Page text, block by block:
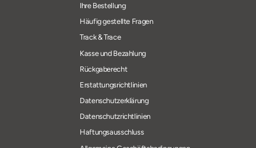
Ihre Bestellung
Häufig gestellte Fragen
Track & Trace
Kasse und Bezahlung
Rückgaberecht
Erstattungsrichtlinien
Datenschutzerklärung
Datenschutzrichtlinien
Haftungsausschluss